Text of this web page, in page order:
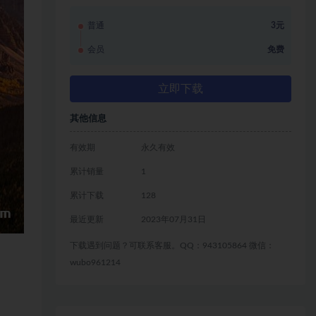
普通 3元
会员 免费
立即下载
其他信息
有效期 永久有效
累计销量 1
累计下载 128
最近更新 2023年07月31日
下载遇到问题？可联系客服。QQ：943105864 微信：
wubo961214